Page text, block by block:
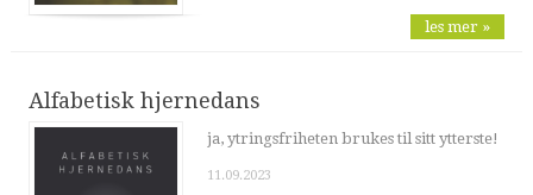
les mer »
Alfabetisk hjernedans
ja, ytringsfriheten brukes til sitt ytterste!
11.09.2023